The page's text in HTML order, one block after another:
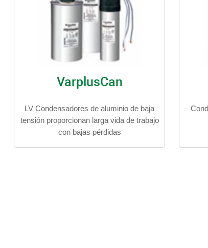
VarplusCan
LV Condensadores de aluminio de baja
tensión proporcionan larga vida de trabajo
con bajas pérdidas